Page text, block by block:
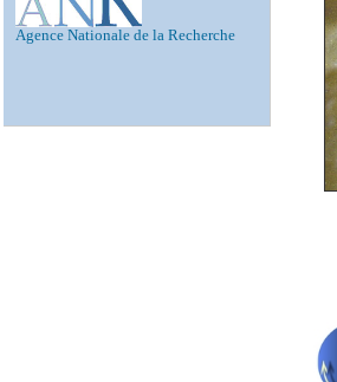
Agence Nationale de la Recherche